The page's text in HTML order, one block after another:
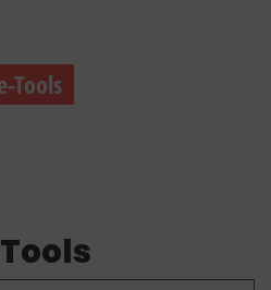
Tools